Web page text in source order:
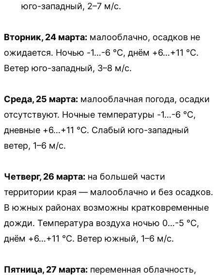
юго-западный, 2–7 м/с.
Вторник, 24 марта: малооблачно, осадков не
ожидается. Ночью -1…-6 °С, днём +6…+11 °С.
Ветер юго-западный, 3–8 м/с.
Среда, 25 марта: малооблачная погода, осадки
отсутствуют. Ночные температуры -1…-6 °С,
дневные +6…+11 °С. Слабый юго-западный
ветер, 1–6 м/с.
Четверг, 26 марта: на большей части
территории края — малооблачно и без осадков.
В южных районах возможны кратковременные
дожди. Температура воздуха ночью 0…-5 °С,
днём +6…+11 °С. Ветер южный, 1–6 м/с.
Пятница, 27 марта: переменная облачность,